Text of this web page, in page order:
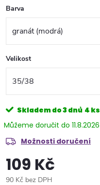
Barva
Velikost
Skladem do 3 dnů 4 ks
11.8.2026
Možnosti doručení
109 Kč
90 Kč bez DPH